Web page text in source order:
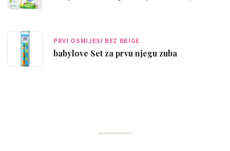
PRVI OSMIJESI BEZ BRIGE
babylove Set za prvu njegu zuba